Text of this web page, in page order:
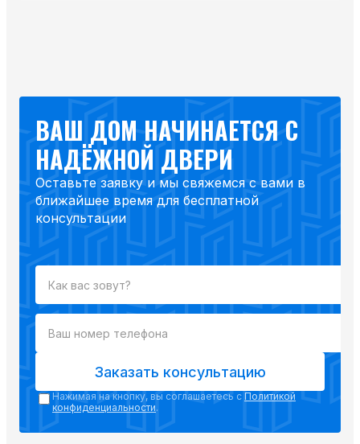
ВАШ ДОМ НАЧИНАЕТСЯ С
НАДЁЖНОЙ ДВЕРИ
Оставьте заявку и мы свяжемся с вами в
ближайшее время для бесплатной
консультации
Заказать консультацию
Нажимая на кнопку, вы соглашаетесь с Политикой
конфиденциальности.